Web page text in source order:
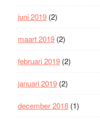
juni 2019(2)
maart 2019(2)
februari 2019(2)
januari 2019(2)
december 2018(1)